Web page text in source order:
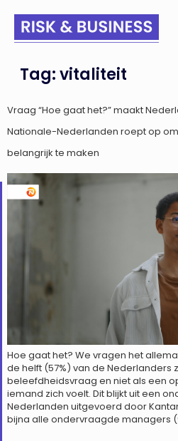
Tag:vitaliteit
Vraag “Hoe gaat het?” maakt
Nationale-Nederlanden roept op
belangrijk te maken
Hoe gaat het? We vragen het
de helft (57%) van de Nederlanders
beleefdheidsvraag en niet als een
iemand zich voelt. Dit blijkt uit een
Nederlanden uitgevoerd door
bijna alle ondervraagde managers